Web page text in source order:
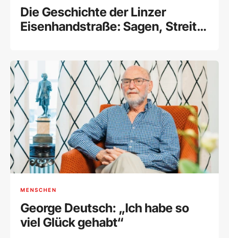
Die Geschichte der Linzer
Eisenhandstraße: Sagen, Streit
MENSCHEN
George Deutsch: „Ich habe so
viel Glück gehabt“